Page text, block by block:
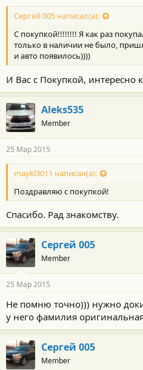
Сергей 005 написал(а):
С покупкой!!!!!!!! Я как раз
только в наличии не было,
и авто появилось))))
И Вас с Покупкой, интересно
Aleks535
Member
25 Мар 2015
maykl3011 написал(а):
Поздравляю с покупкой!
Спасибо. Рад знакомству.
Сергей 005
Member
25 Мар 2015
Не помню точно))) нужно
у него фамилия
Сергей 005
Member